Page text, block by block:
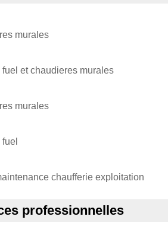
murales
et chaudieres murales
murales
chaufferie exploitation
professionnelles